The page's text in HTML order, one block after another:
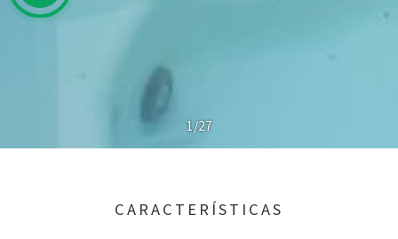
1/27
CARACTERÍSTICAS